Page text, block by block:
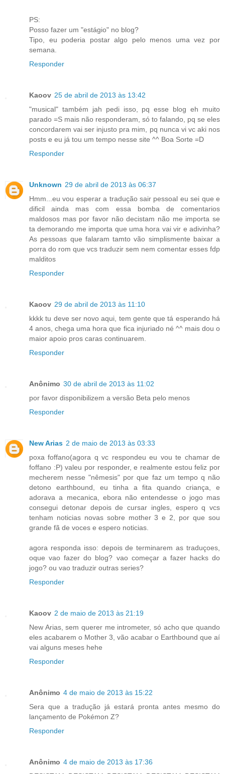
PS:
Posso fazer um "estágio" no blog?
Tipo, eu poderia postar algo pelo menos uma vez por
semana.
Responder
Kaoov 25 de abril de 2013 às 13:42
"musical" também jah pedi isso, pq esse blog eh muito
parado =S mais não responderam, só to falando, pq se eles
concordarem vai ser injusto pra mim, pq nunca vi vc aki nos
posts e eu já tou um tempo nesse site ^^ Boa Sorte =D
Responder
Unknown 29 de abril de 2013 às 06:37
Hmm...eu vou esperar a tradução sair pessoal eu sei que e
dificil ainda mas com essa bomba de comentarios
maldosos mas por favor não decistam não me importa se
ta demorando me importa que uma hora vai vir e adivinha?
As pessoas que falaram tamto vão simplismente baixar a
porra do rom que vcs traduzir sem nem comentar esses fdp
malditos
Responder
Kaoov 29 de abril de 2013 às 11:10
kkkk tu deve ser novo aqui, tem gente que tá esperando há
4 anos, chega uma hora que fica injuriado né ^^ mais dou o
maior apoio pros caras continuarem.
Responder
Anônimo 30 de abril de 2013 às 11:02
por favor disponibilizem a versão Beta pelo menos
Responder
New Arias 2 de maio de 2013 às 03:33
poxa foffano(agora q vc respondeu eu vou te chamar de
foffano :P) valeu por responder, e realmente estou feliz por
mecherem nesse "nêmesis" por que faz um tempo q não
detono earthbound, eu tinha a fita quando criança, e
adorava a mecanica, ebora não entendesse o jogo mas
consegui detonar depois de cursar ingles, espero q vcs
tenham noticias novas sobre mother 3 e 2, por que sou
grande fã de voces e espero noticias.
agora responda isso: depois de terminarem as traduçoes,
oque vao fazer do blog? vao começar a fazer hacks do
jogo? ou vao traduzir outras series?
Responder
Kaoov 2 de maio de 2013 às 21:19
New Arias, sem querer me intrometer, só acho que quando
eles acabarem o Mother 3, vão acabar o Earthbound que aí
vai alguns meses hehe
Responder
Anônimo 4 de maio de 2013 às 15:22
Sera que a tradução já estará pronta antes mesmo do
lançamento de Pokémon Z?
Responder
Anônimo 4 de maio de 2013 às 17:36